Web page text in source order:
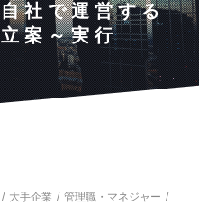
社で運営する
案～実行
大手企業
管理職・マネジャー